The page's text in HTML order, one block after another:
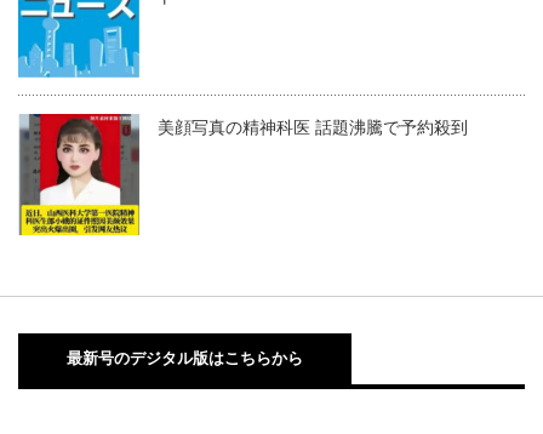
美顔写真の精神科医 話題沸騰で予約殺到
最新号のデジタル版はこちらから